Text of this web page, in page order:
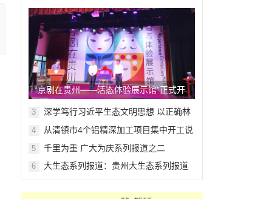
“京剧在贵州——活态体验展示馆”正式开
馆
3
深学笃行习近平生态文明思想 以正确林
4
从清镇市4个铝精深加工项目集中开工说
5 千里为重 广大为庆系列报道之二
6
大生态系列报道：贵州大生态系列报道